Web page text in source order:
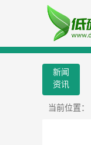
新闻
资讯
当前位置：